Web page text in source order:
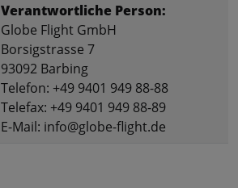
Verantwortliche Person:
Globe Flight GmbH
Borsigstrasse 7
93092 Barbing
Telefon: +49 9401 949 88-88
Telefax: +49 9401 949 88-89
E-Mail: info@globe-flight.de